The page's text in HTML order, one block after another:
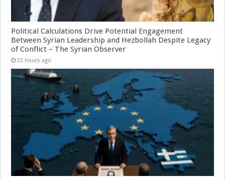
Political Calculations Drive Potential Engagement
Between Syrian Leadership and Hezbollah Despite Legacy
of Conflict – The Syrian Observer
22 hours ago